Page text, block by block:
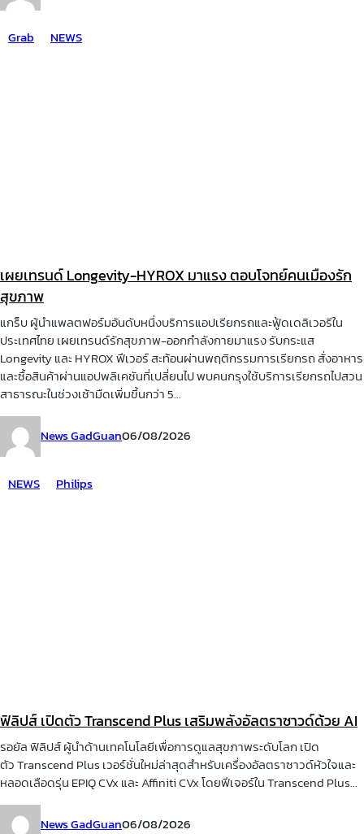
Grab NEWS
เผยเทรนด์ Longevity-HYROX มาแรง ตอบโจทย์คนเมืองรัก
สุขภาพ
แกร็บ ผู้นำแพลตฟอร์มอันดับหนึ่งบริการแอปเรียกรถและฟู้ดเดลิเวอรีใน
ประเทศไทย เผยเทรนด์รักสุขภาพ-ออกกำลังกายมาแรง รับกระแส
Longevity และ HYROX ฟีเวอร์ สะท้อนผ่านพฤติกรรมการเรียกรถ สั่งอาหาร
และซื้อสินค้าผ่านแอปพลิเคชันที่เปลี่ยนไป พบคนกรุงใช้บริการเรียกรถไปสวน
สาธารณะในช่วงเช้ามืดเพิ่มขึ้นกว่า 5...
News GadGuan06/08/2026
NEWS Philips
ฟิลิปส์ เปิดตัว Transcend Plus เสริมพลังอัลตราซาวด์ด้วย AI
รอยัล ฟิลิปส์ ผู้นำด้านเทคโนโลยีเพื่อการดูแลสุขภาพระดับโลก เปิด
ตัว Transcend Plus เวอร์ชั่นใหม่ล่าสุดสำหรับเครื่องอัลตราซาวด์หัวใจและ
หลอดเลือดรุ่น EPIQ CVx และ Affiniti CVx โดยฟีเจอร์ใน Transcend Plus...
News GadGuan06/08/2026